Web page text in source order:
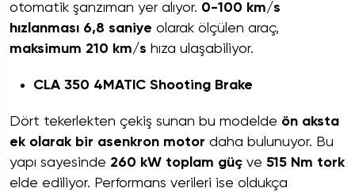
otomatik şanzıman yer alıyor. 0-100 km/s
hızlanması 6,8 saniye olarak ölçülen araç,
maksimum 210 km/s hıza ulaşabiliyor.
CLA 350 4MATIC Shooting Brake
Dört tekerlekten çekiş sunan bu modelde ön aksta
ek olarak bir asenkron motor daha bulunuyor. Bu
yapı sayesinde 260 kW toplam güç ve 515 Nm tork
elde ediliyor. Performans verileri ise oldukça